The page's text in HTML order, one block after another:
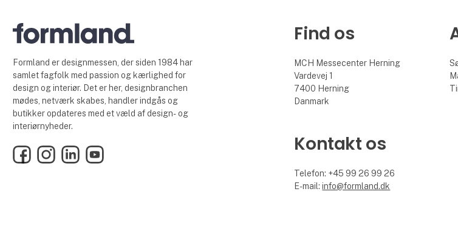
Formland er designmessen, der siden 1984 har
samlet fagfolk med passion og kærlighed for
design og interiør. Det er her, designbranchen
mødes, netværk skabes, handler indgås og
butikker opdateres med et væld af design- og
interiørnyheder.
FacebookInstagramLinkedInYouTube
Find os
MCH Messecenter Herning
Vardevej 1
7400 Herning
Danmark
Kontakt os
Telefon: +45 99 26 99 26
E-mail:info@formland.dk